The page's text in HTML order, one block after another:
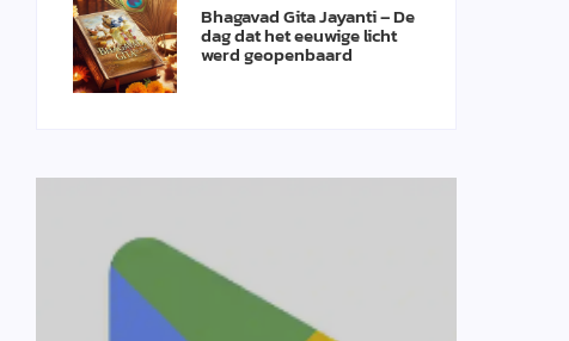
Bhagavad Gita Jayanti – De
dag dat het eeuwige licht
werd geopenbaard